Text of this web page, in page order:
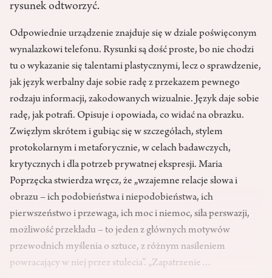
rysunek odtworzyć.
Odpowiednie urządzenie znajduje się w dziale poświęconym
wynalazkowi telefonu. Rysunki są dość proste, bo nie chodzi
tu o wykazanie się talentami plastycznymi, lecz o sprawdzenie,
jak język werbalny daje sobie radę z przekazem pewnego
rodzaju informacji, zakodowanych wizualnie. Język daje sobie
radę, jak potrafi. Opisuje i opowiada, co widać na obrazku.
Zwięzłym skrótem i gubiąc się w szczegółach, stylem
protokolarnym i metaforycznie, w celach badawczych,
krytycznych i dla potrzeb prywatnej ekspresji. Maria
Poprzęcka stwierdza wręcz, że „wzajemne relacje słowa i
obrazu – ich podobieństwa i niepodobieństwa, ich
pierwszeństwo i przewaga, ich moc i niemoc, siła perswazji,
możliwość przekładu – to jeden z głównych motywów
przewodnich myślenia o sztuce, z różnym nasileniem
powracający w niej przez stulecia”. „Zapatrzenie…